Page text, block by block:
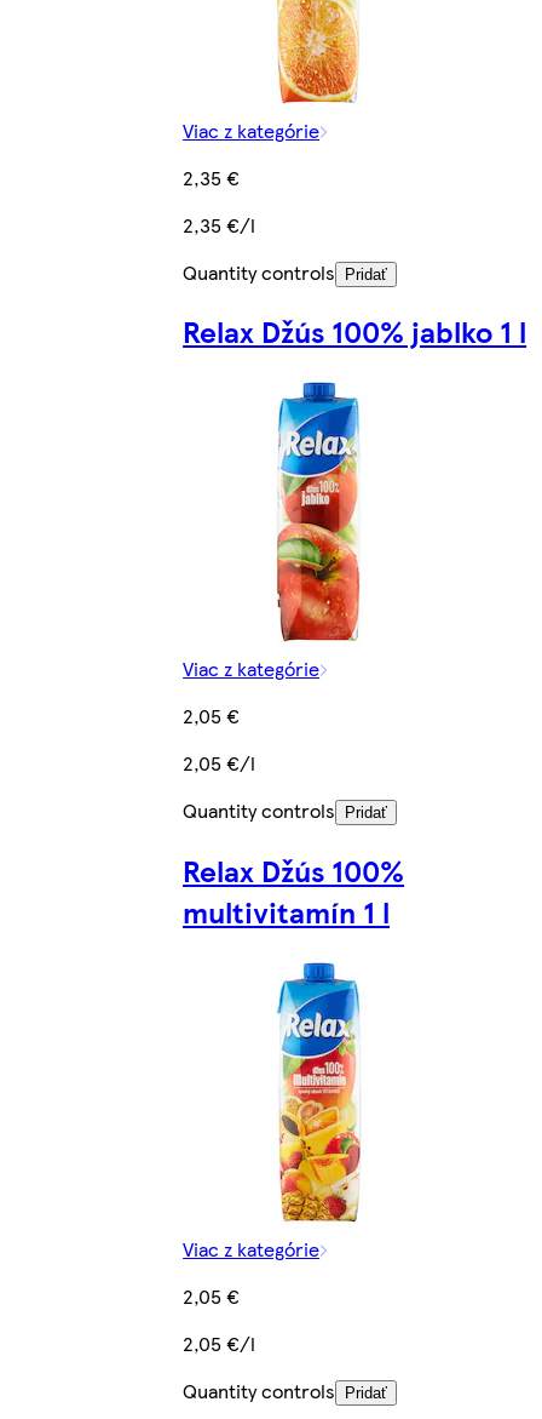
Viac z kategórie
2,35 €
2,35 €/l
Quantity controls Pridať
Relax Džús 100% jablko 1 l
Viac z kategórie
2,05 €
2,05 €/l
Quantity controls
Pridať
Relax Džús 100%
multivitamín 1 l
Viac z kategórie
2,05 €
2,05 €/l
Quantity controls
Pridať